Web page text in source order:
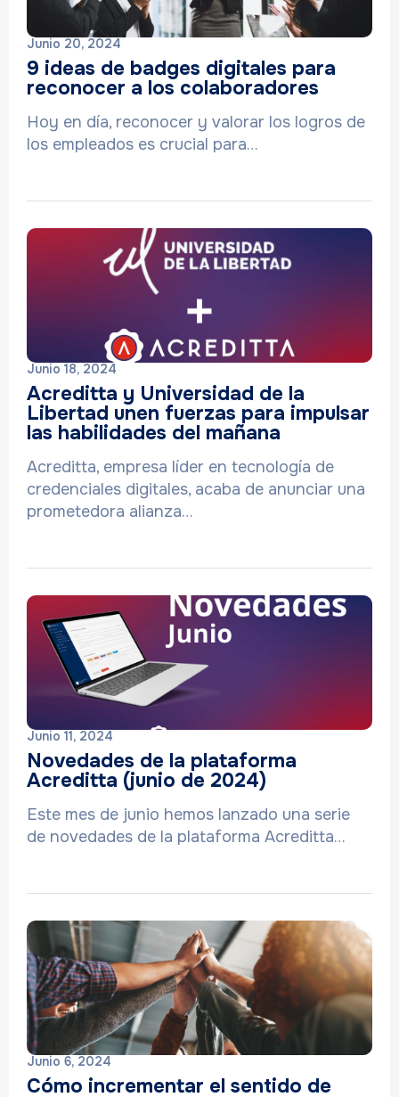
Junio 20, 2024
9 ideas de badges digitales para
reconocer a los colaboradores
Hoy en día, reconocer y valorar los logros de
los empleados es crucial para…
Junio 18, 2024
Acreditta y Universidad de la
Libertad unen fuerzas para impulsar
las habilidades del mañana
Acreditta, empresa líder en tecnología de
credenciales digitales, acaba de anunciar una
prometedora alianza…
Junio 11, 2024
Novedades de la plataforma
Acreditta (junio de 2024)
Este mes de junio hemos lanzado una serie
de novedades de la plataforma Acreditta…
Junio 6, 2024
Cómo incrementar el sentido de